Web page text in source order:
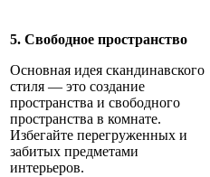
5. Свободное пространство
Основная идея скандинавского
стиля — это создание
пространства и свободного
пространства в комнате.
Избегайте перегруженных и
забитых предметами
интерьеров.